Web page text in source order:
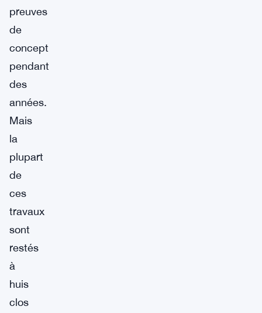
preuves
de
concept
pendant
des
années.
Mais
la
plupart
de
ces
travaux
sont
restés
à
huis
clos